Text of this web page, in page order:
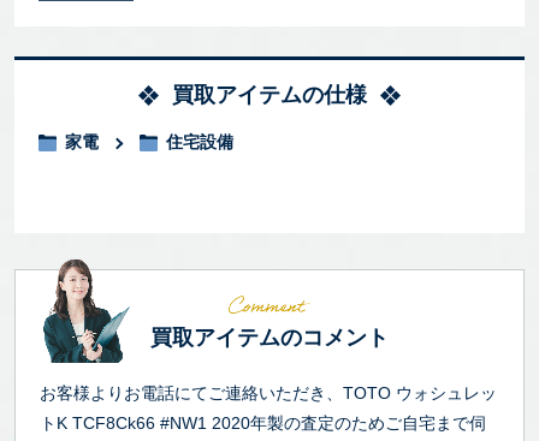
買取アイテムの仕様
家電 住宅設備
買取アイテムのコメント
お客様よりお電話にてご連絡いただき、TOTO ウォシュレッ
トK TCF8Ck66 #NW1 2020年製の査定のためご自宅まで伺